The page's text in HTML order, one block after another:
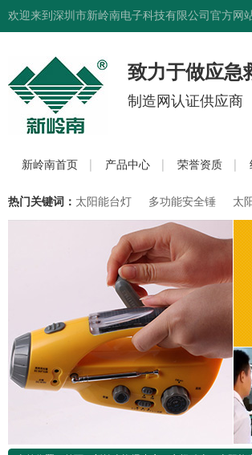
欢迎来到深圳市新岭南电子科技有限公司官方网
致力于做应急
制造网认证供应商
新岭南首页 产品中心 荣誉资质
热门关键词： 太阳能台灯 多功能安全锤 太